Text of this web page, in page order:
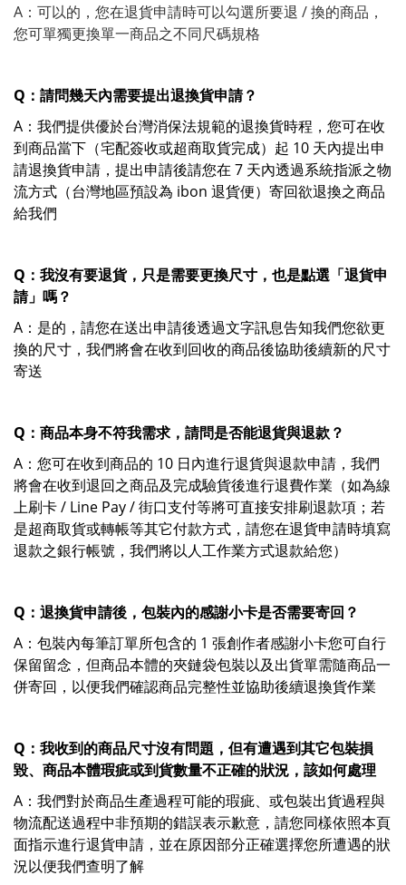
A：可以的，您在退貨申請時可以勾選所要退 / 換的商品，
您可單獨更換單一商品之不同尺碼規格
Q：請問幾天內需要提出退換貨申請？
A：我們提供優於台灣消保法規範的退換貨時程，您可在收
到商品當下（宅配簽收或超商取貨完成）起 10 天內提出申
請退換貨申請，提出申請後請您在 7 天內透過系統指派之物
流方式（台灣地區預設為 ibon 退貨便）寄回欲退換之商品
給我們
Q：我沒有要退貨，只是需要更換尺寸，也是點選「退貨申
請」嗎？
A：是的，請您在送出申請後透過文字訊息告知我們您欲更
換的尺寸，我們將會在收到回收的商品後協助後續新的尺寸
寄送
Q：商品本身不符我需求，請問是否能退貨與退款？
A：您可在收到商品的 10 日內進行退貨與退款申請，我們
將會在收到退回之商品及完成驗貨後進行退費作業（如為線
上刷卡 / Line Pay / 街口支付等將可直接安排刷退款項；若
是超商取貨或轉帳等其它付款方式，請您在退貨申請時填寫
退款之銀行帳號，我們將以人工作業方式退款給您）
Q：退換貨申請後，包裝內的感謝小卡是否需要寄回？
A：包裝內每筆訂單所包含的 1 張創作者感謝小卡您可自行
保留留念，但商品本體的夾鏈袋包裝以及出貨單需隨商品一
併寄回，以便我們確認商品完整性並協助後續退換貨作業
Q：我收到的商品尺寸沒有問題，但有遭遇到其它包裝損
毀、商品本體瑕疵或到貨數量不正確的狀況，該如何處理
A：我們對於商品生產過程可能的瑕疵、或包裝出貨過程與
物流配送過程中非預期的錯誤表示歉意，請您同樣依照本頁
面指示進行退貨申請，並在原因部分正確選擇您所遭遇的狀
況以便我們查明了解